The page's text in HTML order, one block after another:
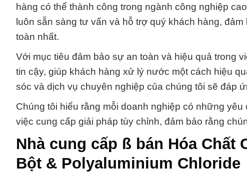
hàng có thể thành công trong ngành công nghiệp
luôn sẵn sàng tư vấn và hỗ trợ quý khách hàng,
toàn nhất.
Với mục tiêu đảm bảo sự an toàn và hiệu quả trong
tin cậy, giúp khách hàng xử lý nước một cách hiệu
sóc và dịch vụ chuyên nghiệp của chúng tôi sẽ đáp
Chúng tôi hiểu rằng mỗi doanh nghiệp có những
việc cung cấp giải pháp tùy chỉnh, đảm bảo rằng
Nhà cung cấp ß bán Hóa Chất
Bột & Polyaluminium Chloride